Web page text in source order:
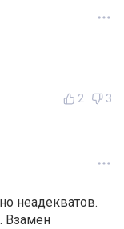
2 3
неадекватов.
Взамен